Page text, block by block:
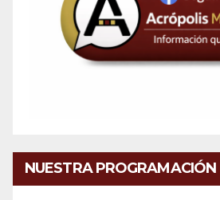
NUESTRA PROGRAMACIÓN